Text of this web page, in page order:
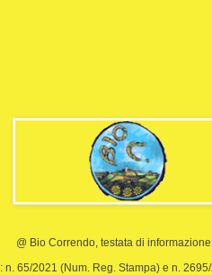
@ Bio Correndo, testata di
: n. 65/2021 (Num. Reg. Stampa) e n.